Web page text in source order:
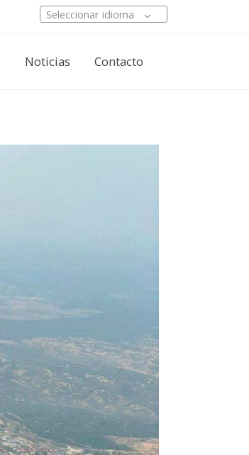
Seleccionar idioma
Noticias Contacto